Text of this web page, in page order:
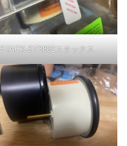
STACK-ST3802スタックスピードメーター